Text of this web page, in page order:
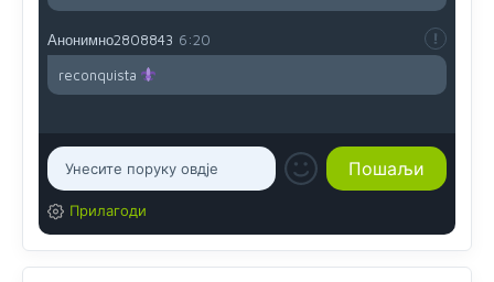
Анонимно2808843 6:20
reconquista
Прилагоди